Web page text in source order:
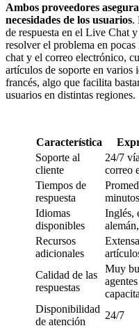
Ambos proveedores
necesidades de los usuarios.
de respuesta en el Live Chat
resolver el problema en
chat y el correo electrónico,
artículos de soporte en varios
francés, algo que facilita
usuarios en distintas regiones.
Característica
Soporte al
cliente
24/7
correo
Tiempos de
respuesta
Idiomas
disponibles
Inglés,
Recursos
adicionales
Calidad de las
respuestas
Muy
agentes
Disponibilidad
de atención
24/7